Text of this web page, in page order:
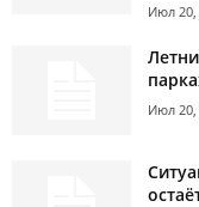
Июл 20,
Июл 20,